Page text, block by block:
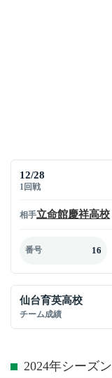
12/28
1回戦
相手立命館慶祥高校
番号 16
仙台育英高校
チーム成績
2024年シーズン